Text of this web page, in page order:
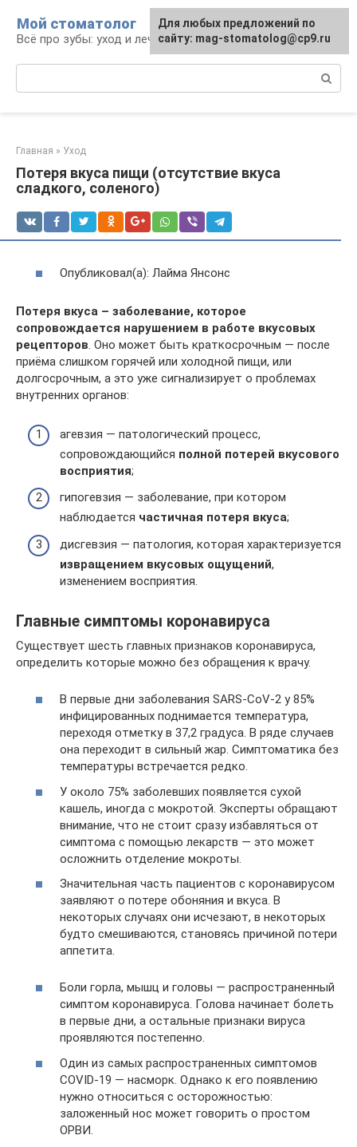
контенту
Мой стоматолог
Всё про зубы: уход и лечение
Главная » Уход
Потеря вкуса пищи (отсутствие вкуса
сладкого, соленого)
Опубликовал(а): Лайма Янсонс
Потеря вкуса – заболевание, которое
сопровождается нарушением в работе вкусовых
рецепторов. Оно может быть краткосрочным — после
приёма слишком горячей или холодной пищи, или
долгосрочным, а это уже сигнализирует о проблемах
внутренних органов:
агевзия — патологический процесс,
сопровождающийся полной потерей вкусового
восприятия;
гипогевзия — заболевание, при котором
наблюдается частичная потеря вкуса;
дисгевзия — патология, которая характеризуется
извращением вкусовых ощущений,
изменением восприятия.
Главные симптомы коронавируса
Существует шесть главных признаков коронавируса,
определить которые можно без обращения к врачу.
В первые дни заболевания SARS-CoV-2 у 85%
инфицированных поднимается температура,
переходя отметку в 37,2 градуса. В ряде случаев
она переходит в сильный жар. Симптоматика без
температуры встречается редко.
У около 75% заболевших появляется сухой
кашель, иногда с мокротой. Эксперты обращают
внимание, что не стоит сразу избавляться от
симптома с помощью лекарств — это может
осложнить отделение мокроты.
Значительная часть пациентов с коронавирусом
заявляют о потере обоняния и вкуса. В
некоторых случаях они исчезают, в некоторых
будто смешиваются, становясь причиной потери
аппетита.
Боли горла, мышц и головы — распространенный
симптом коронавируса. Голова начинает болеть
в первые дни, а остальные признаки вируса
проявляются постепенно.
Один из самых распространенных симптомов
COVID-19 — насморк. Однако к его появлению
нужно относиться с осторожностью:
заложенный нос может говорить о простом
ОРВИ.
Для любых предложений по
сайту: mag-stomatolog@cp9.ru